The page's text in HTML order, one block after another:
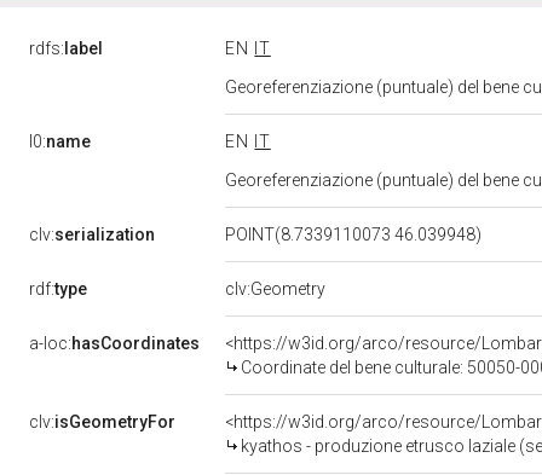
rdfs: label EN
IT
Georeferenziazione (puntuale) del bene
l0:name EN
IT
Georeferenziazione (puntuale) del bene
clv:serialization POINT(8.7339110073 46.039948)
rdf:type clv:Geometry
a-loc:hasCoordinates
<https://w3id.org/arco/resource/
Coordinate del bene culturale: 50050-
clv:isGeometryFor
<https://w3id.org/arco/resource/
kyathos - produzione etrusco laziale